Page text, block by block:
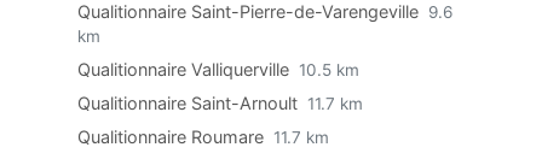
Qualitionnaire Saint-Pierre-de-Varengeville 9.6
km
Qualitionnaire Valliquerville 10.5 km
Qualitionnaire Saint-Arnoult 11.7 km
Qualitionnaire Roumare 11.7 km